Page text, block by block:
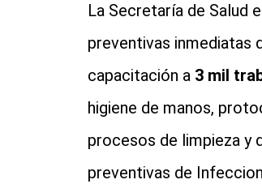
La Secretaría de Salud
preventivas inmediatas
capacitación a 3 mil
higiene de manos,
procesos de limpieza y
preventivas de